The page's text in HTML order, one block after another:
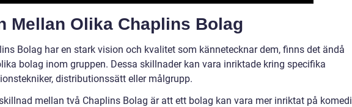
Mellan Olika Chaplins Bolag
Bolag har en stark vision och kvalitet som kännetecknar dem, finns det ändå
bolag inom gruppen. Dessa skillnader kan vara inriktade kring specifika
distributionssätt eller målgrupp.
mellan två Chaplins Bolag är att ett bolag kan vara mer inriktat på komedi